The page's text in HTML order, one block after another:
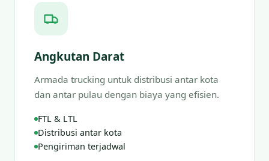
Angkutan Darat
Armada trucking untuk distribusi antar kota
dan antar pulau dengan biaya yang efisien.
FTL & LTL
Distribusi antar kota
Pengiriman terjadwal